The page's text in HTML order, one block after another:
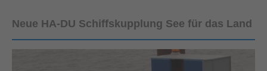
Neue HA-DU Schiffskupplung See für das Land